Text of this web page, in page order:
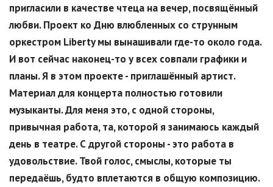
пригласили в качестве чтеца на вечер, посвящённый
любви. Проект ко Дню влюбленных со струнным
оркестром Liberty мы вынашивали где-то около года.
И вот сейчас наконец-то у всех совпали графики и
планы. Я в этом проекте - приглашённый артист.
Материал для концерта полностью готовили
музыканты. Для меня это, с одной стороны,
привычная работа, та, которой я занимаюсь каждый
день в театре. С другой стороны - это работа в
удовольствие. Твой голос, смыслы, которые ты
передаёшь, будто вплетаются в общую композицию.